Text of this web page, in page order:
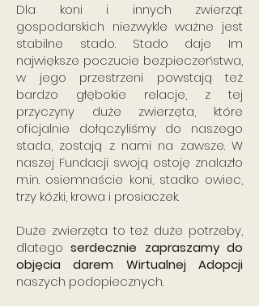
Dla koni i innych zwierząt
gospodarskich niezwykle ważne jest
stabilne stado. Stado daje Im
największe poczucie bezpieczeństwa,
w jego przestrzeni powstają też
bardzo głębokie relacje, z tej
przyczyny duże zwierzęta, które
oficjalnie dołączyliśmy do naszego
stada, zostają z nami na zawsze. W
naszej Fundacji swoją ostoję znalazło
m.in. osiemnaście koni, stadko owiec,
trzy kózki, krowa i prosiaczek.
Duże zwierzęta to też duże potrzeby,
dlategoserdecznie zapraszamy do
objęcia darem Wirtualnej Adopcji
naszych podopiecznych.